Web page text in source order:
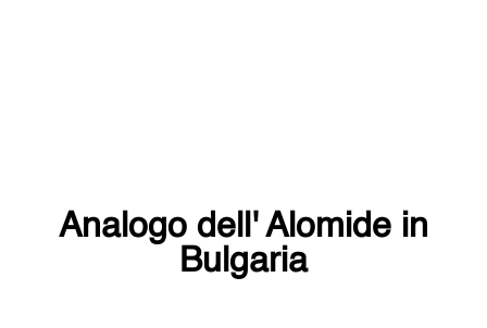
Analogo dell'Alomide in
Bulgaria